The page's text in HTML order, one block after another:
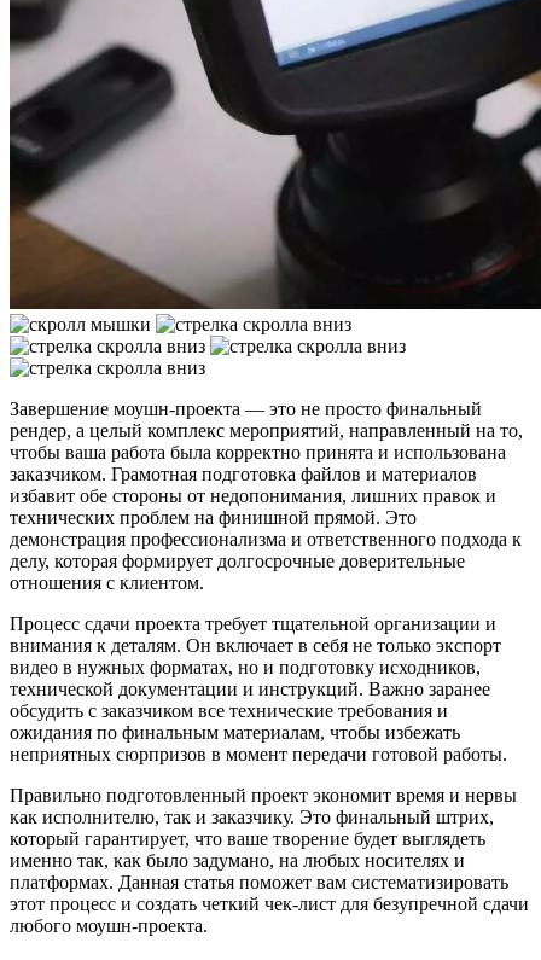
Завершение моушн-проекта — это не просто финальный
рендер, а целый комплекс мероприятий, направленный на то,
чтобы ваша работа была корректно принята и использована
заказчиком. Грамотная подготовка файлов и материалов
избавит обе стороны от недопонимания, лишних правок и
технических проблем на финишной прямой. Это
демонстрация профессионализма и ответственного подхода к
делу, которая формирует долгосрочные доверительные
отношения с клиентом.
Процесс сдачи проекта требует тщательной организации и
внимания к деталям. Он включает в себя не только экспорт
видео в нужных форматах, но и подготовку исходников,
технической документации и инструкций. Важно заранее
обсудить с заказчиком все технические требования и
ожидания по финальным материалам, чтобы избежать
неприятных сюрпризов в момент передачи готовой работы.
Правильно подготовленный проект экономит время и нервы
как исполнителю, так и заказчику. Это финальный штрих,
который гарантирует, что ваше творение будет выглядеть
именно так, как было задумано, на любых носителях и
платформах. Данная статья поможет вам систематизировать
этот процесс и создать четкий чек-лист для безупречной сдачи
любого моушн-проекта.